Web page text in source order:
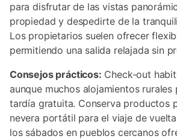
para disfrutar de las vistas
propiedad y despedirte de la
Los propietarios suelen ofrecer
permitiendo una salida relajada sin
Consejos prácticos: Check-out
aunque muchos alojamientos rurales
tardía gratuita. Conserva productos
nevera portátil para el viaje de
los sábados en pueblos cercanos